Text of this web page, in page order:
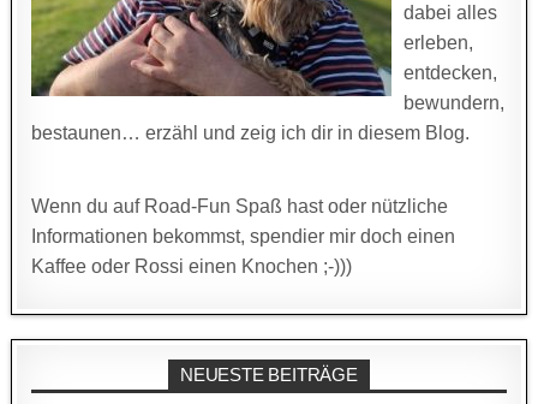
dabei alles
erleben,
entdecken,
bewundern,
bestaunen… erzähl und zeig ich dir in diesem Blog.
Wenn du auf Road-Fun Spaß hast oder nützliche
Informationen bekommst, spendier mir doch einen
Kaffee oder Rossi einen Knochen ;-)))
NEUESTE BEITRÄGE